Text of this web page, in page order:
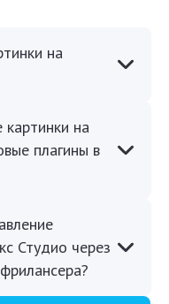
на
на
плагины в
Студио через